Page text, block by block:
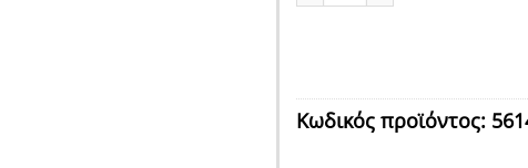
Κωδικός προϊόντος: